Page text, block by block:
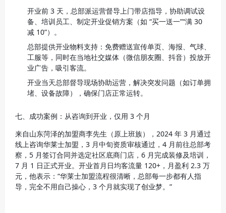
开业前 3 天，总部派运营督导上门带店指导，协助调试设
备、培训员工、制定开业促销方案（如 “买一送一”“满 30
减 10”）。
总部提供开业物料支持：免费赠送宣传单页、海报、气球、
工服等，同时在当地社交媒体（微信朋友圈、抖音）投放开
业广告，吸引客流。
开业当天总部督导现场协助运营，解决突发问题（如订单拥
堵、设备故障），确保门店正常运转。
七、成功案例：从咨询到开业，仅用 3 个月
来自山东菏泽的加盟商李先生（原上班族），2024 年 3 月通过
线上咨询华莱士加盟，3 月中旬资质审核通过，4 月前往总部考
察，5 月签订合同并选定社区底商门店，6 月完成装修及培训，
7 月 1 日正式开业。开业首月日均客流量 120+，月盈利 2.3 万
元，他表示：“华莱士加盟流程很清晰，总部每一步都有人指
导，完全不用自己操心，3 个月就实现了创业梦。”